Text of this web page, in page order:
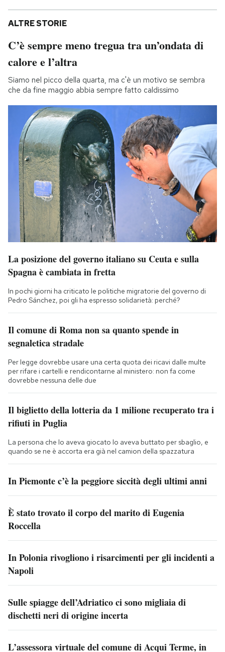
ALTRE STORIE
C’è sempre meno tregua tra un’ondata di
calore e l’altra
Siamo nel picco della quarta, ma c'è un motivo se sembra
che da fine maggio abbia sempre fatto caldissimo
La posizione del governo italiano su Ceuta e sulla
Spagna è cambiata in fretta
In pochi giorni ha criticato le politiche migratorie del governo di
Pedro Sánchez, poi gli ha espresso solidarietà: perché?
Il comune di Roma non sa quanto spende in
segnaletica stradale
Per legge dovrebbe usare una certa quota dei ricavi dalle multe
per rifare i cartelli e rendicontarne al ministero: non fa come
dovrebbe nessuna delle due
Il biglietto della lotteria da 1 milione recuperato tra i
rifiuti in Puglia
La persona che lo aveva giocato lo aveva buttato per sbaglio, e
quando se ne è accorta era già nel camion della spazzatura
In Piemonte c’è la peggiore siccità degli ultimi anni
È stato trovato il corpo del marito di Eugenia
Roccella
In Polonia rivogliono i risarcimenti per gli incidenti a
Napoli
Sulle spiagge dell’Adriatico ci sono migliaia di
dischetti neri di origine incerta
L’assessora virtuale del comune di Acqui Terme, in